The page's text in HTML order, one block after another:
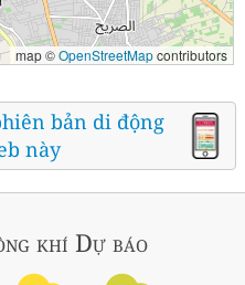
map ©OpenStreetMapcontributors
bản di động
này
khí Dự báo